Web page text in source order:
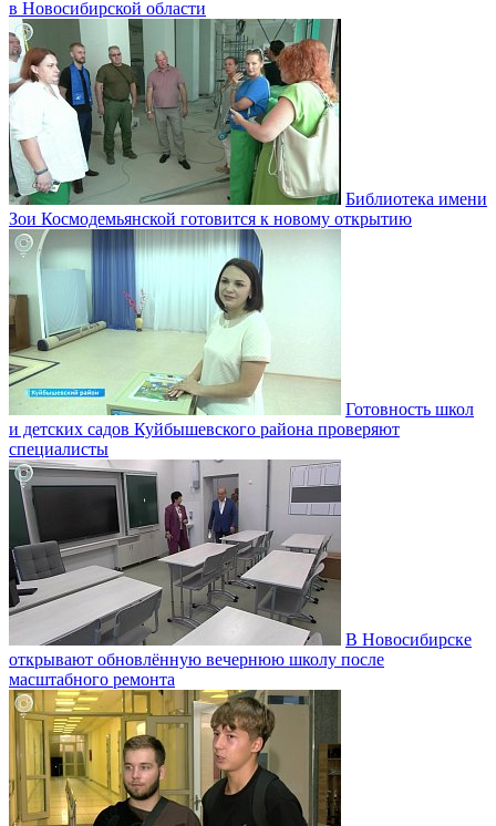
в Новосибирской области
Библиотека имени
Зои Космодемьянской готовится к новому открытию
Готовность школ
и детских садов Куйбышевского района проверяют
специалисты
В Новосибирске
открывают обновлённую вечернюю школу после
масштабного ремонта